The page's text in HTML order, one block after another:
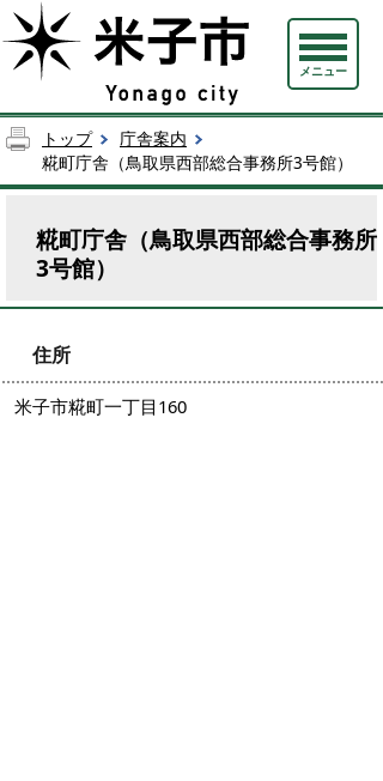
メニュー
トップ
庁舎案内
糀町庁舎（鳥取県西部総合事務所3号館）
糀町庁舎（鳥取県西部総合事務所
3号館）
住所
米子市糀町一丁目160